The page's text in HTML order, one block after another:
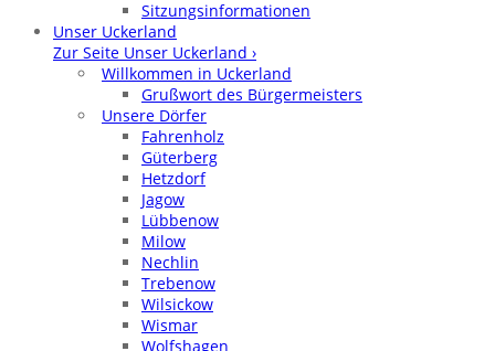
Sitzungsinformationen
Unser Uckerland
Zur Seite Unser Uckerland ›
Willkommen in Uckerland
Grußwort des Bürgermeisters
Unsere Dörfer
Fahrenholz
Güterberg
Hetzdorf
Jagow
Lübbenow
Milow
Nechlin
Trebenow
Wilsickow
Wismar
Wolfshagen